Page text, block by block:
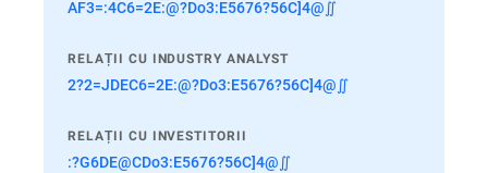
AF3=:4C6=2E:@?Do3:E5676?56C]4@∬
RELAȚII CU INDUSTRY ANALYST
2?2=JDEC6=2E:@?Do3:E5676?56C]4@∬
RELAȚII CU INVESTITORII
:?G6DE@CDo3:E5676?56C]4@∬